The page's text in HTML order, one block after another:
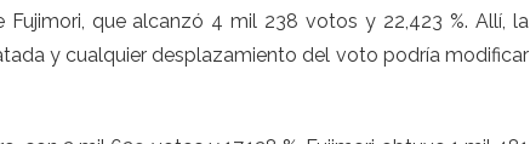
que alcanzó 4 mil 238 votos y 22,423 %. Allí, la
y cualquier desplazamiento del voto podría modificar